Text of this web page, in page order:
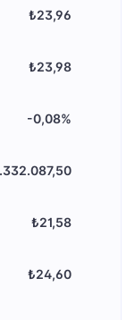
₺23,96
₺23,98
-0,08%
₺21,58
₺24,60